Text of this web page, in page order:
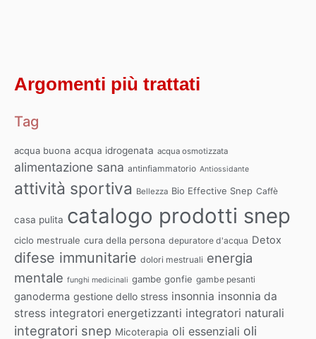
Argomenti più trattati
Tag
acqua buona acqua idrogenata acqua osmotizzata
alimentazione sana antinfiammatorio Antiossidante
attività sportiva Bellezza Bio Effective Snep Caffè
casa pulita catalogo prodotti snep
ciclo mestruale cura della persona depuratore d'acqua Detox
difese immunitarie dolori mestruali energia
mentale funghi medicinali gambe gonfie gambe pesanti
ganoderma gestione dello stress insonnia insonnia da
stress integratori energetizzanti integratori naturali
integratori snep Micoterapia oli essenziali oli